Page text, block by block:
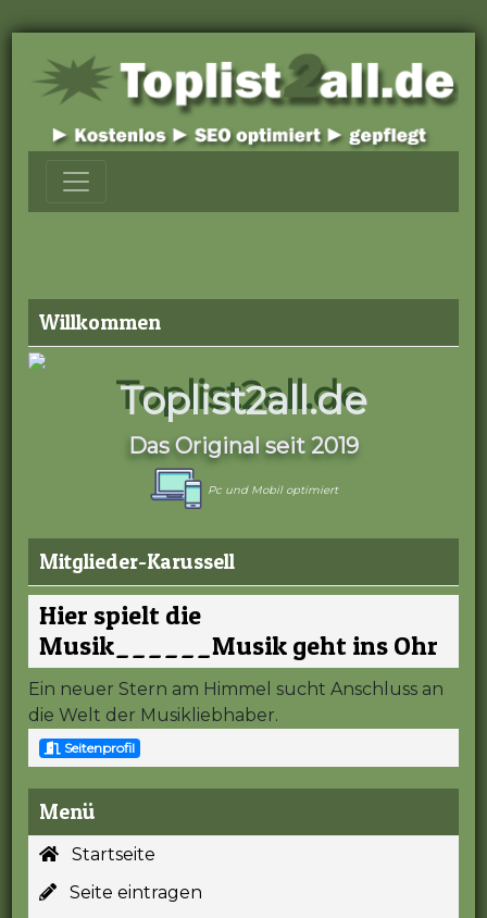
Willkommen
Toplist2all.de
Das Original seit 2019
Pc und Mobil optimiert
Mitglieder-Karussell
Hier spielt die
Musik______Musik geht ins Ohr
Ein neuer Stern am Himmel sucht Anschluss an
die Welt der Musikliebhaber.
Seitenprofil
Menü
Startseite
Seite eintragen